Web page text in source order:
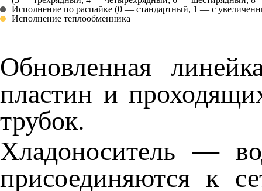
Исполнение по распайке (0 — стандартный, 1 — c
Исполнение теплообменника
Обновленная
пластин и
трубок.
Хладоноситель —
присоединяются к